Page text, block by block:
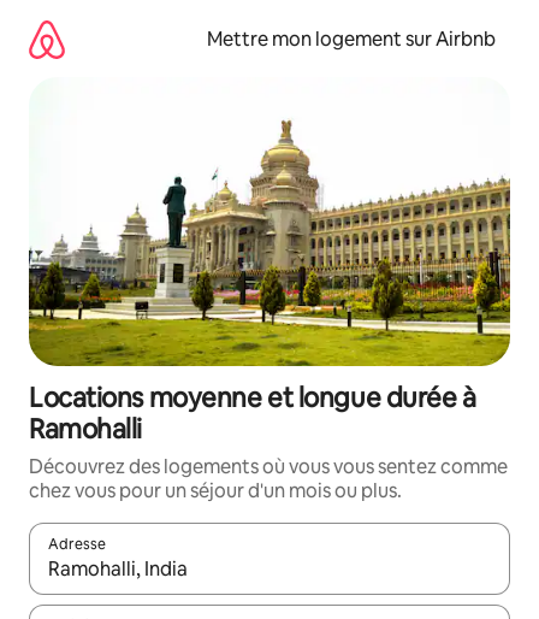
directement
Mettre mon logement sur Airbnb
Locations moyenne et longue durée à
Ramohalli
Découvrez des logements où vous vous sentez comme
chez vous pour un séjour d'un mois ou plus.
Adresse
Lorsque les résultats s'affichent, utilisez les flèches vers le